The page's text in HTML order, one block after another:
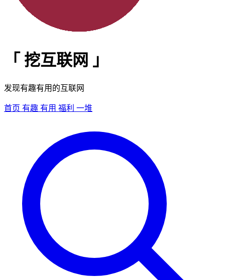
「 挖互联网 」
发现有趣有用的互联网
首页 有趣 有用 福利 一堆